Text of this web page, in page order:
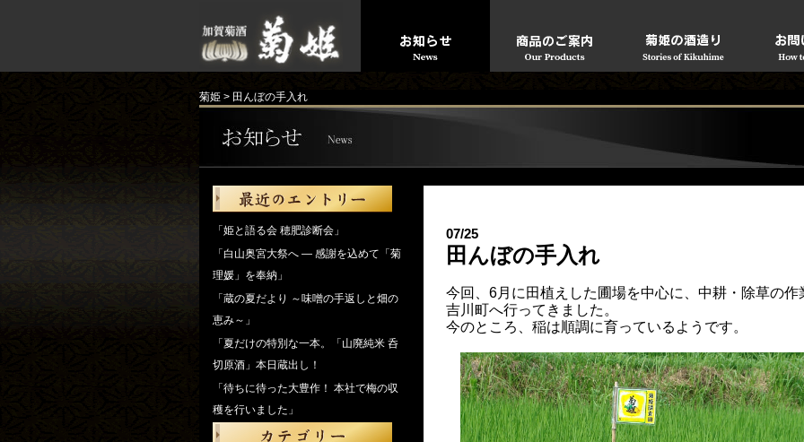
菊姫 > 田んぼの手入れ
07/25
田んぼの手入れ
今回、6月に田植えした圃場を中心に、中耕・除草の作
吉川町へ行ってきました。
今のところ、稲は順調に育っているようです。
「姫と語る会 穂肥診断会」
「白山奥宮大祭へ ― 感謝を込めて「菊
理媛」を奉納」
「蔵の夏だより ～味噌の手返しと畑の
恵み～」
「夏だけの特別な一本。「山廃純米 呑
切原酒」本日蔵出し！
「待ちに待った大豊作！ 本社で梅の収
穫を行いました」